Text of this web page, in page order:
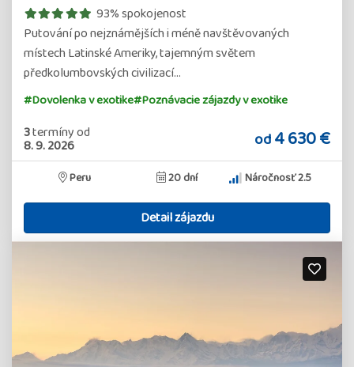
93% spokojenost
Putování po nejznámějších i méně navštěvovaných
místech Latinské Ameriky, tajemným světem
předkolumbovských civilizací…
#Dovolenka v exotike#Poznávacie zájazdy v exotike
3termínyod
8. 9. 2026 od4 630 €
Peru 20 dní Náročnosť 2.5
Detail zájazdu